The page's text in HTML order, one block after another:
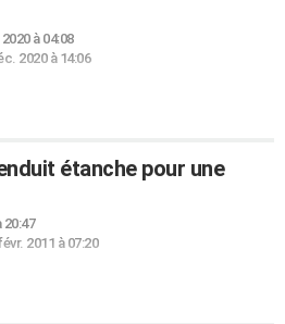
à 04:08
2020 à 14:06
étanche pour une
20:47
2011 à 07:20